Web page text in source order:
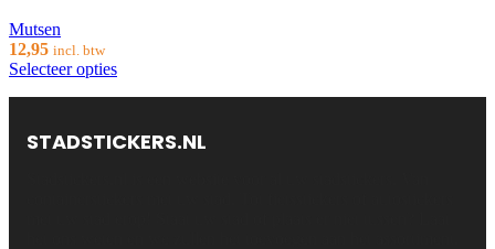
Mutsen
12,95 incl. btw
Selecteer opties
STADSTICKERS.NL